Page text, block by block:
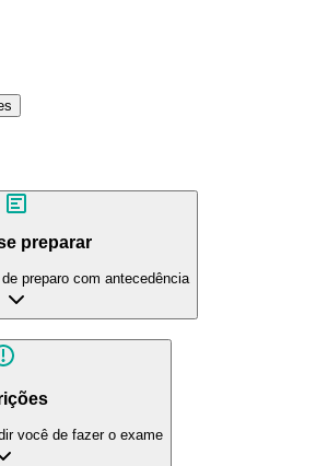
preparar
preparo com antecedência
você de fazer o exame